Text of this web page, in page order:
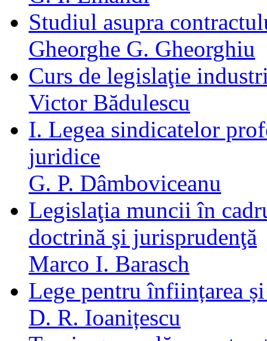
Studiul asupra
Gheorghe G. Gheorghiu
Curs de legislaţie
Victor Bădulescu
I. Legea sindicatelor
juridice
G. P. Dâmboviceanu
Legislaţia muncii în
doctrină şi jurisprudenţă
Marco I. Barasch
Lege pentru înființarea
D. R. Ioanițescu